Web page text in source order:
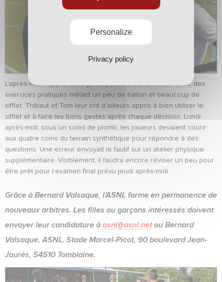
L’après-midi, l’apprentissage se poursuit sur le terrain avec des
exercices pratiques mêlant un peu de ballon et beaucoup de
sifflet. Thibaut et Tom leur ont d’ailleurs appris à bien utiliser le
sifflet et à faire les bons gestes après chaque décision. Lundi
après-midi, sous un soleil de plomb, les joueurs devaient courir
aux quatre coins du terrain synthétique pour répondre à des
questions. Une erreur envoyait le fautif sur un atelier physique
supplémentaire. Visiblement, il faudra encore réviser un peu pour
être prêt pour l’examen final prévu jeudi après-midi.
Grâce à Bernard Valsaque, l’ASNL forme en permanence de
nouveaux arbitres. Les filles ou garçons intéressés doivent
envoyer leur candidature à asnl@asnl.netou Bernard
Valsaque, ASNL, Stade Marcel-Picot, 90 boulevard Jean-
Jaurès, 54510 Tomblaine.
Personalize
Privacy policy